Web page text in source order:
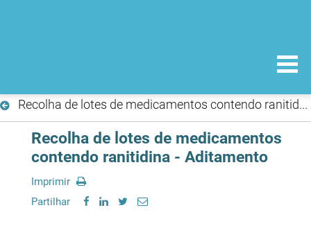
Recolha de lotes de medicamentos contendo ranitidina - Aditamento
Recolha de lotes de medicamentos
contendo ranitidina - Aditamento
Imprimir
Partilhar